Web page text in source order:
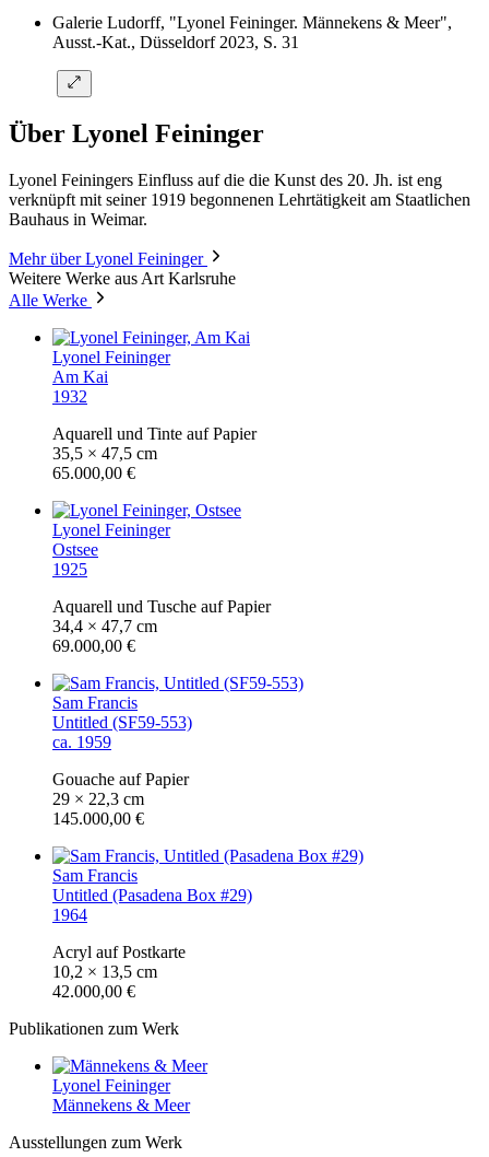
Galerie Ludorff, "Lyonel Feininger. Männekens & Meer",
Ausst.-Kat., Düsseldorf 2023, S. 31
Über Lyonel Feininger
Lyonel Feiningers Einfluss auf die die Kunst des 20. Jh. ist eng
verknüpft mit seiner 1919 begonnenen Lehrtätigkeit am Staatlichen
Bauhaus in Weimar.
Mehr über Lyonel Feininger
Weitere Werke aus Art Karlsruhe
Alle Werke
Lyonel Feininger
Am Kai
1932
Aquarell und Tinte auf Papier
35,5 × 47,5 cm
65.000,00 €
Lyonel Feininger
Ostsee
1925
Aquarell und Tusche auf Papier
34,4 × 47,7 cm
69.000,00 €
Sam Francis
Untitled (SF59-553)
ca. 1959
Gouache auf Papier
29 × 22,3 cm
145.000,00 €
Sam Francis
Untitled (Pasadena Box #29)
1964
Acryl auf Postkarte
10,2 × 13,5 cm
42.000,00 €
Publikationen zum Werk
Lyonel Feininger
Männekens & Meer
Ausstellungen zum Werk